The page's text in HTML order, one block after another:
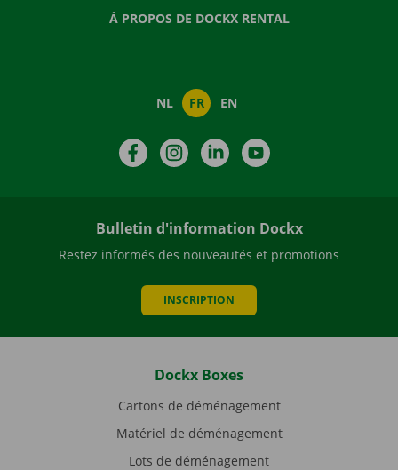
À PROPOS DE DOCKX RENTAL
NL FR EN
FacebookInstagramLinkedIn
Bulletin d'information Dockx
Restez informés des nouveautés et promotions
INSCRIPTION
Dockx Boxes
Cartons de déménagement
Matériel de déménagement
Lots de déménagement